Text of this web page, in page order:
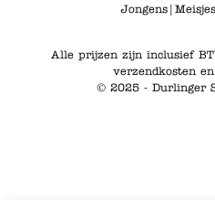
Jongens| Meisjes
Alle prijzen zijn inclusief
verzendkosten
© 2025 - Durlinger